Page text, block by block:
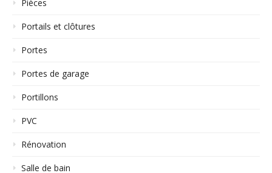
Pièces
Portails et clôtures
Portes
Portes de garage
Portillons
PVC
Rénovation
Salle de bain